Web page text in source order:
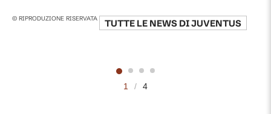
© RIPRODUZIONE RISERVATA TUTTE LE NEWS DIJUVENTUS
1 / 4